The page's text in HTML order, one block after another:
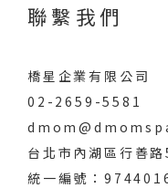
聯繫我們
橋星企業有限公司
02-2659-5581
台北市內湖區行善
統一編號：